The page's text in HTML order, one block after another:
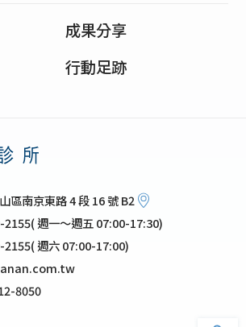
成果分享
行動足跡
區南京東路 4 段 16 號 B2
週一～週五 07:00-17:30)
週六 07:00-17:00)
8050